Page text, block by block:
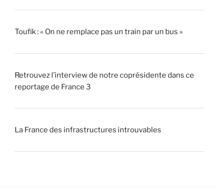
Toufik : « On ne remplace pas un train par un bus »
Retrouvez l’interview de notre coprésidente dans ce
reportage de France 3
La France des infrastructures introuvables